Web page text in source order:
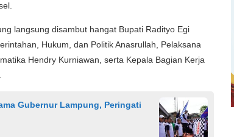
langsung disambut hangat Bupati Radityo Egi
Hukum, dan Politik Anasrullah, Pelaksana
Hendry Kurniawan, serta Kepala Bagian Kerja
Gubernur Lampung, Peringati